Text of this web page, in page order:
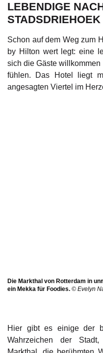
LEBENDIGE
STADSDRIEHOEK
Schon auf dem Weg zum
by Hilton wert legt: eine
sich die Gäste
fühlen. Das Hotel liegt
angesagten Viertel im
Die Markthal von Rotterdam in
ein Mekka für Foodies. © Evelyn
Hier gibt es einige der
Wahrzeichen der